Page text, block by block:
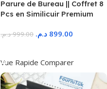
Parure de Bureau || Coffret 8
Pcs en Similicuir Premium
999.00 د.م. 899.00 د.م.
Vue Rapide Comparer